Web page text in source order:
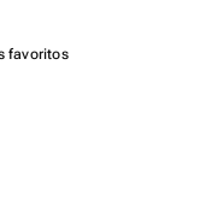
favoritos